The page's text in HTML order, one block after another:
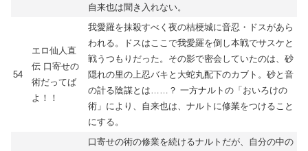
自来也は聞き入れない。
54
エロ仙人直
伝 口寄せの
術だってば
よ！！
我愛羅を抹殺すべく夜の桔梗城に音忍・ドスがあら
われる。ドスはここで我愛羅を倒し本戦でサスケと
戦うつもりだった。その影で密会していたのは、砂
隠れの里の上忍バキと大蛇丸配下のカブト。砂と音
の計る陰謀とは……？ 一方ナルトの「おいろけの
術」により、自来也は、ナルトに修業をつけること
にする。
口寄せの術の修業を続けるナルトだが、自分の中の